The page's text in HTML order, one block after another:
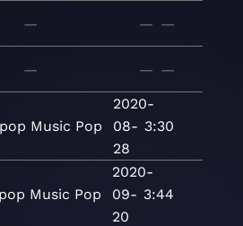
— — —
— — —
Music Pop
2020-
08-
28
3:30
Music Pop
2020-
09-
20
3:44